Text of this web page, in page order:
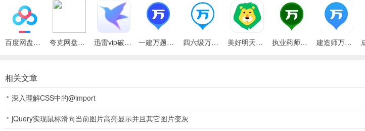
4、视频解析
视频解析声情并茂，独家业界名师讲解；
特色功能
2、【经济师新大纲免费视频学习】
经济师万题库视频课程，适用于全国2022经济师格证考试用户，离线下载更方便！
“免费直播课”由万题库大神讲师“7X12小时轮循”在线直播，完虐“昂贵、低质”的传统线下机构和欺诈性培训班。
百度网盘绿色免安装Pc电脑版 夸克网盘官方正式版 迅雷vip破解版永久会员2024版 一建万题库手机版 四六级万题库app 美好明天课堂app 执业药师万题库App 建造师万题库app
相关文章
深入理解CSS中的@import
jQuery实现鼠标滑向当前图片高亮显示并且其它图片变灰